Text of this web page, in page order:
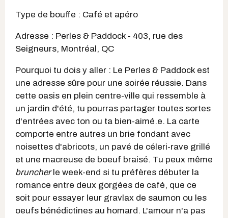
Type de bouffe : Café et apéro
Adresse : Perles & Paddock - 403, rue des
Seigneurs, Montréal, QC
Pourquoi tu dois y aller : Le Perles & Paddock est
une adresse sûre pour une soirée réussie. Dans
cette oasis en plein centre-ville qui ressemble à
un jardin d'été, tu pourras partager toutes sortes
d'entrées avec ton ou ta bien-aimé.e. La carte
comporte entre autres un brie fondant avec
noisettes d'abricots, un pavé de céleri-rave grillé
et une macreuse de boeuf braisé. Tu peux même
bruncherle week-end si tu préfères débuter la
romance entre deux gorgées de café, que ce
soit pour essayer leur gravlax de saumon ou les
oeufs bénédictines au homard. L'amour n'a pas